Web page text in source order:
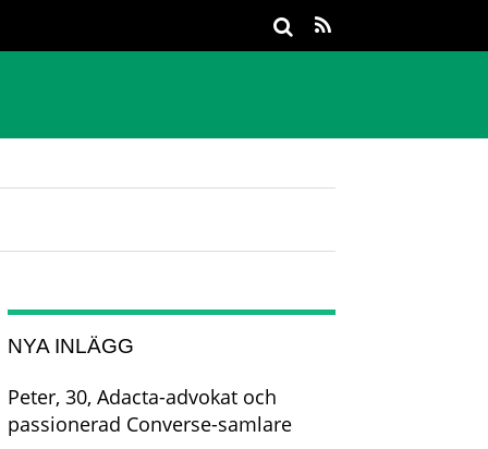
NYA INLÄGG
Peter, 30, Adacta-advokat och
passionerad Converse-samlare